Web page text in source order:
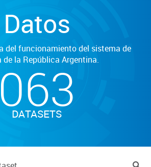
Datos
del funcionamiento del sistema de
la República Argentina.
063
DATASETS